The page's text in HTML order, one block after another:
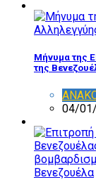
Μήνυμα της
της
04/